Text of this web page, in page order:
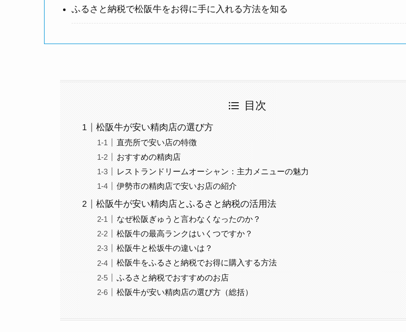
ふるさと納税で松阪牛をお得に手に入れる方法を知る
目次
松阪牛が安い精肉店の選び方
直売所で安い店の特徴
おすすめの精肉店
レストランドリームオーシャン：主力メニューの魅力
伊勢市の精肉店で安いお店の紹介
松阪牛が安い精肉店とふるさと納税の活用法
なぜ松阪ぎゅうと言わなくなったのか？
松阪牛の最高ランクはいくつですか？
松阪牛と松坂牛の違いは？
松阪牛をふるさと納税でお得に購入する方法
ふるさと納税でおすすめのお店
松阪牛が安い精肉店の選び方（総括）